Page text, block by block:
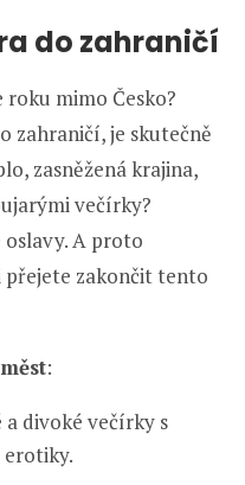
do zahraničí
mimo Česko?
zahraničí, je skutečně
zasněžená krajina,
večírky?
A proto
přejete zakončit tento
:
divoké večírky s
erotiky.